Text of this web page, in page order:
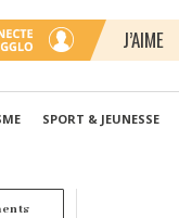
J’AIME
SPORT & JEUNESSE